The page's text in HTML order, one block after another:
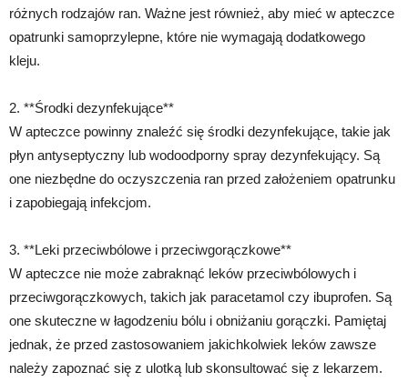
różnych rodzajów ran. Ważne jest również, aby mieć w apteczce
opatrunki samoprzylepne, które nie wymagają dodatkowego
kleju.
2. **Środki dezynfekujące**
W apteczce powinny znaleźć się środki dezynfekujące, takie jak
płyn antyseptyczny lub wodoodporny spray dezynfekujący. Są
one niezbędne do oczyszczenia ran przed założeniem opatrunku
i zapobiegają infekcjom.
3. **Leki przeciwbólowe i przeciwgorączkowe**
W apteczce nie może zabraknąć leków przeciwbólowych i
przeciwgorączkowych, takich jak paracetamol czy ibuprofen. Są
one skuteczne w łagodzeniu bólu i obniżaniu gorączki. Pamiętaj
jednak, że przed zastosowaniem jakichkolwiek leków zawsze
należy zapoznać się z ulotką lub skonsultować się z lekarzem.